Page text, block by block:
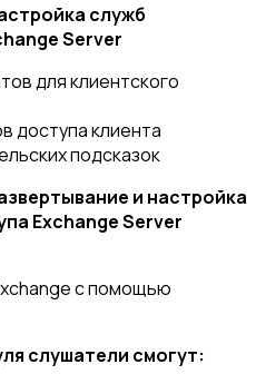
служб
Server
для клиентского
доступа клиента
подсказок
и настройка
Exchange Server
с помощью
слушатели смогут: